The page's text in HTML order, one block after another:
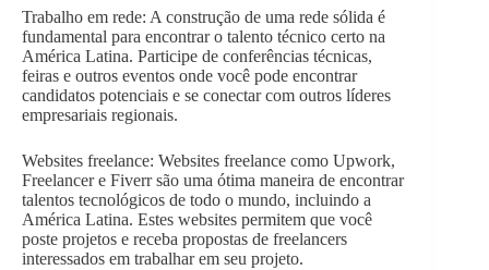
Trabalho em rede: A construção de uma rede sólida é
fundamental para encontrar o talento técnico certo na
América Latina. Participe de conferências técnicas,
feiras e outros eventos onde você pode encontrar
candidatos potenciais e se conectar com outros líderes
empresariais regionais.
Websites freelance: Websites freelance como Upwork,
Freelancer e Fiverr são uma ótima maneira de encontrar
talentos tecnológicos de todo o mundo, incluindo a
América Latina. Estes websites permitem que você
poste projetos e receba propostas de freelancers
interessados em trabalhar em seu projeto.